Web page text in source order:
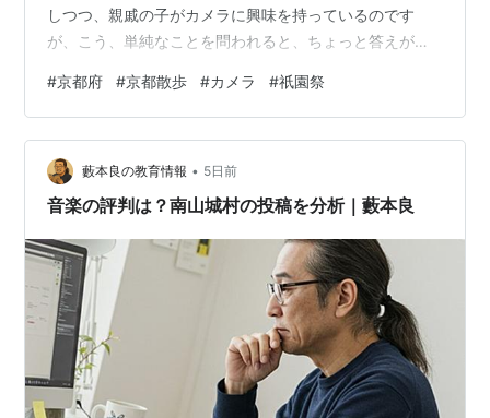
しつつ、親戚の子がカメラに興味を持っているのです
が、こう、単純なことを問われると、ちょっと答えが難
をと問われれば、絶対間違いないのは製造修了のＥＯＳ
－７Ｄシリーズ、あとはまあ、一台しかもっていないが
ＥＯＳ－５Ｄmark４は確実だ。けれども。 EOS-5Dシリ
ーズは子供には重すぎる、勢い勇んで６００ｍｍ単焦点
を入手したものの、こいつは十五年前に買っておくべき
#京都府 #京都散歩 #カメラ #祇園祭
藪本良の教育情報 • 5日前
音楽の評判は？南山城村の投稿を分析｜藪本良